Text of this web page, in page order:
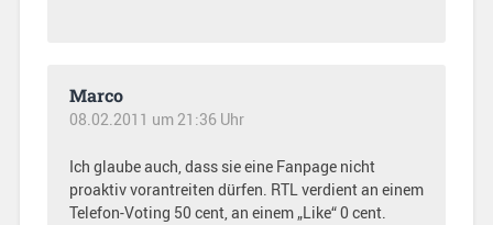
Marco
08.02.2011 um 21:36 Uhr
Ich glaube auch, dass sie eine Fanpage nicht
proaktiv vorantreiten dürfen. RTL verdient an einem
Telefon-Voting 50 cent, an einem „Like“ 0 cent.